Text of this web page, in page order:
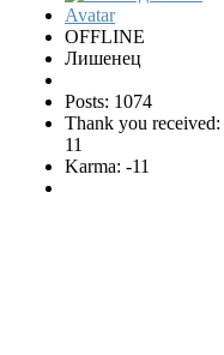
OFFLINE
Лишенец
Posts: 1074
Thank you received:
11
Karma: -11